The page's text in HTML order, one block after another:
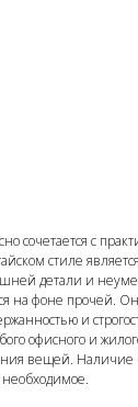
сочетается с
стиле
детали и
на фоне прочей.
и
офисного и
вещей. Наличие
необходимое.